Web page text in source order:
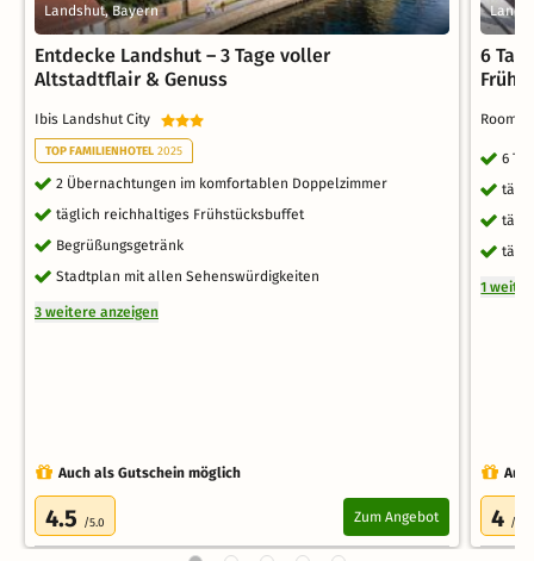
Landshut, Bayern
Entdecke Landshut – 3 Tage voller
Altstadtflair & Genuss
Ibis Landshut City
TOP FAMILIENHOTEL 2025
2 Übernachtungen im komfortablen Doppelzimmer
täglich reichhaltiges Frühstücksbuffet
Begrüßungsgetränk
Stadtplan mit allen Sehenswürdigkeiten
3 weitere anzeigen
Auch als Gutschein möglich
4.5 /5.0 Zum Angebot
6
6
1
4 /5.0